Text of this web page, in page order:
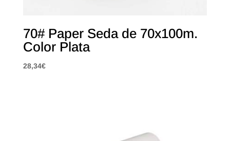
70# Paper Seda de 70x100m.
Color Plata
28,34€